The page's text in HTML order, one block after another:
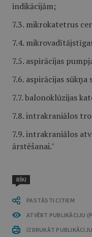
indikācijām;
7.3. mikrokatetrus
7.4.
7.5. aspirācijas
7.6. aspirācijas
7.7. balonoklūzijas
7.8. intrakraniālos
7.9. intrakraniālos
ārstēšanai."
RĪKI
PASTĀSTI CITIEM
ATVĒRT PUBLIKĀCIJU
IZDRUKĀT PUBLIKĀCIJU